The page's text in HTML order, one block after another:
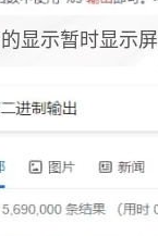
显示暂时显示